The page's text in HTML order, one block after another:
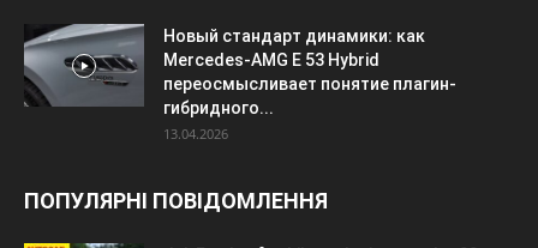
Новый стандарт динамики: как
Mercedes-AMG E 53 Hybrid
переосмысливает понятие плагин-
гибридного...
13.04.2026
ПОПУЛЯРНІ ПОВІДОМЛЕННЯ